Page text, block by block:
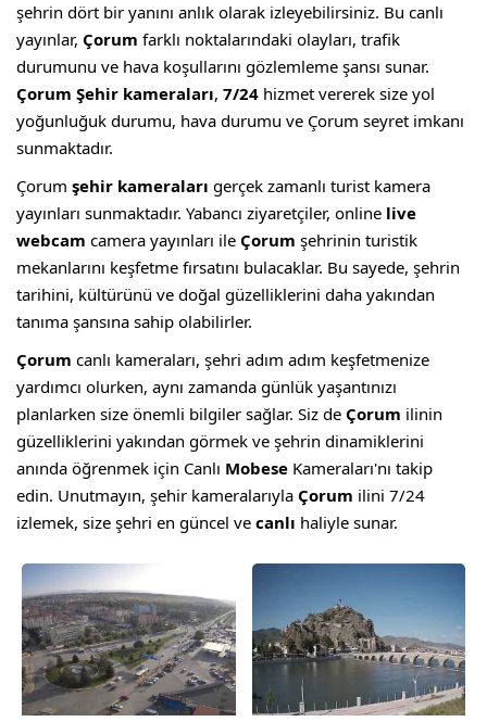
şehrin dört bir yanını anlık olarak izleyebilirsiniz. Bu canlı
yayınlar, Çorum farklı noktalarındaki olayları, trafik
durumunu ve hava koşullarını gözlemleme şansı sunar.
Çorum Şehir kameraları, 7/24 hizmet vererek size yol
yoğunluğuk durumu, hava durumu ve Çorum seyret imkanı
sunmaktadır.
Çorum şehir kameraları gerçek zamanlı turist kamera
yayınları sunmaktadır. Yabancı ziyaretçiler, online live
webcam camera yayınları ile Çorum şehrinin turistik
mekanlarını keşfetme fırsatını bulacaklar. Bu sayede, şehrin
tarihini, kültürünü ve doğal güzelliklerini daha yakından
tanıma şansına sahip olabilirler.
Çorum canlı kameraları, şehri adım adım keşfetmenize
yardımcı olurken, aynı zamanda günlük yaşantınızı
planlarken size önemli bilgiler sağlar. Siz de Çorum ilinin
güzelliklerini yakından görmek ve şehrin dinamiklerini
anında öğrenmek için Canlı Mobese Kameraları'nı takip
edin. Unutmayın, şehir kameralarıyla Çorum ilini 7/24
izlemek, size şehri en güncel ve canlı haliyle sunar.